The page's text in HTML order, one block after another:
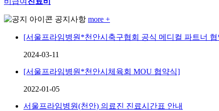
공지사항 more +
[서울프라임병원*천안시축구협회 공식 메디컬 파트너
2024-03-11
[서울프라임병원*천안시체육회 MOU 협약식]
2022-01-05
서울프라임병원(천안) 의료진 진료시간표 안내